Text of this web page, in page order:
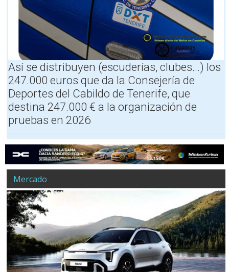
n
r
i
f
e
g
r
a
s
u
r
,
o
e
d
e
o
f
i
Así se distribuyen (escuderías, clubes...) los
247.000 euros que da la Consejería de
Deportes del Cabildo de Tenerife, que
destina 247.000 € a la organización de
pruebas en 2026
Mercado